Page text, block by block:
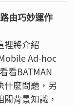
由巧妙運作
裡將介紹
Ad-hoc
看BATMAN
什麼問題，另
背景知識，